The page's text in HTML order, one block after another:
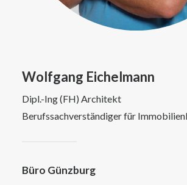
Wolfgang Eichelmann
Dipl.-Ing (FH) Architekt
Berufssachverständiger für
Büro Günzburg